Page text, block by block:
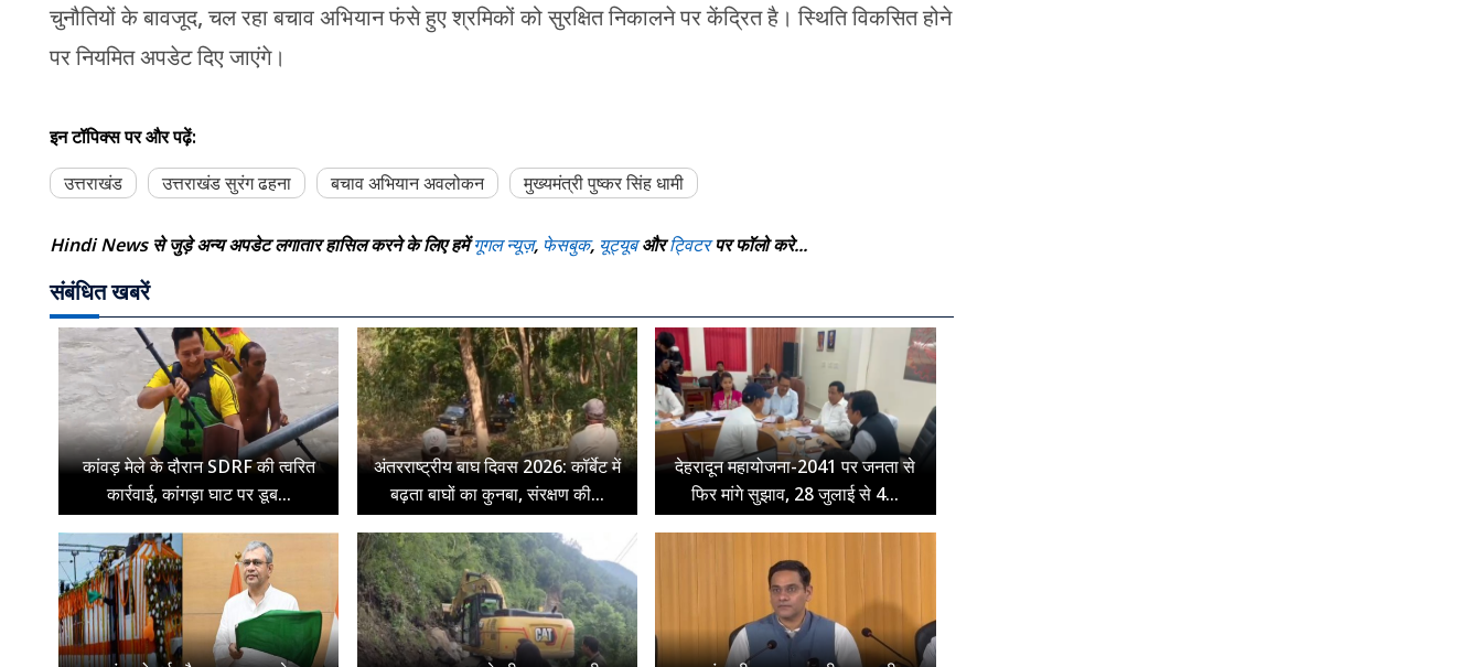
चुनौतियों के बावजूद, चल रहा बचाव अभियान फंसे हुए श्रमिकों को सुरक्षित निकालने पर केंद्रित है। स्थिति विकसित होने
पर नियमित अपडेट दिए जाएंगे।
इन टॉपिक्स पर और पढ़ें:
उत्तराखंड
उत्तराखंड सुरंग ढहना बचाव अभियान अवलोकन मुख्यमंत्री पुष्कर सिंह धामी
Hindi News से जुड़े अन्य अपडेट लगातार हासिल करने के लिए हमेंगूगल न्यूज़, फेसबुक, यूट्यूबऔरट्विटरपर फॉलो करे...
संबंधित खबरें
कांवड़ मेले के दौरान SDRF की त्वरित
कार्रवाई, कांगड़ा घाट पर डूब...
अंतरराष्ट्रीय बाघ दिवस 2026: कॉर्बेट में
बढ़ता बाघों का कुनबा, संरक्षण की...
देहरादून महायोजना-2041 पर जनता से
फिर मांगे सुझाव, 28 जुलाई से 4...